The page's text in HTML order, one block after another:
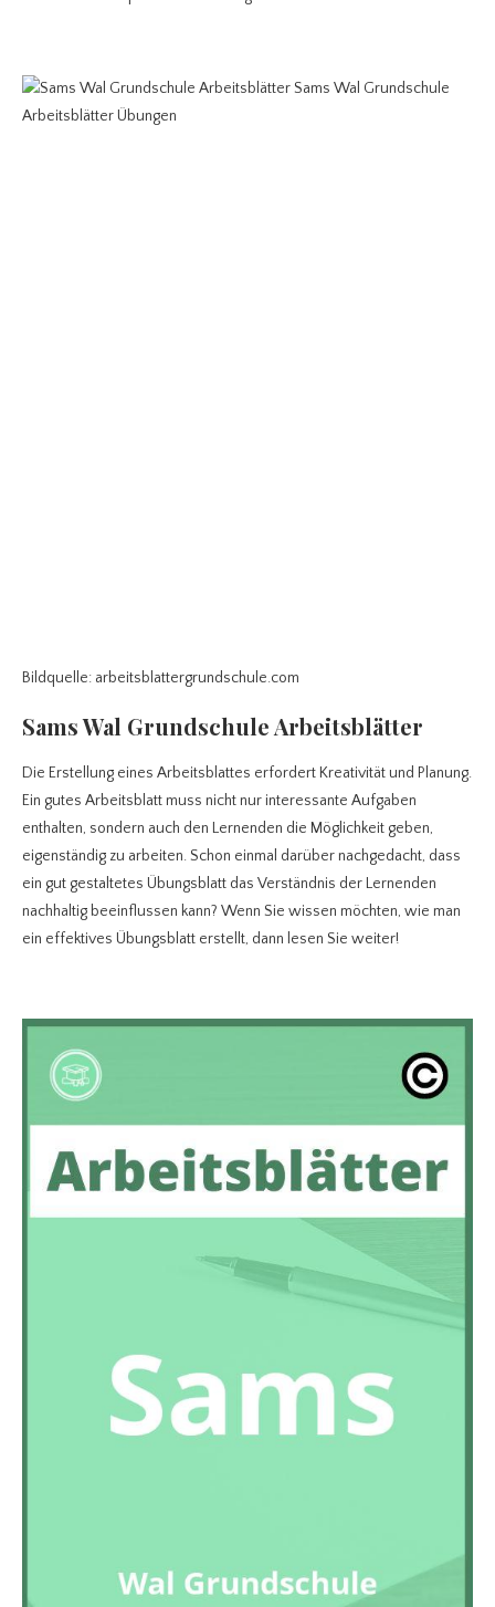
Bildquelle: arbeitsblattergrundschule.com
Sams Wal Grundschule Arbeitsblätter
Die Erstellung eines Arbeitsblattes erfordert Kreativität und Planung.
Ein gutes Arbeitsblatt muss nicht nur interessante Aufgaben
enthalten, sondern auch den Lernenden die Möglichkeit geben,
eigenständig zu arbeiten. Schon einmal darüber nachgedacht, dass
ein gut gestaltetes Übungsblatt das Verständnis der Lernenden
nachhaltig beeinflussen kann? Wenn Sie wissen möchten, wie man
ein effektives Übungsblatt erstellt, dann lesen Sie weiter!